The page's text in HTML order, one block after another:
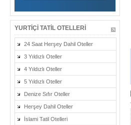
YURTIÇI TATIL OTELLERI
24 Saat Herşey Dahil Oteller
3 Yıldızlı Oteller
4 Yıldızlı Oteller
5 Yıldızlı Oteller
Denize Sıfır Oteller
Herşey Dahil Oteller
İslami Tatil Otelleri